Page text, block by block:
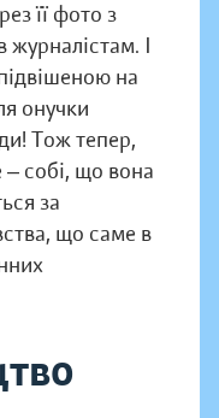
її фото з
журналістам. І
на
онучки
Тож тепер,
‒ собі, що вона
за
що саме в